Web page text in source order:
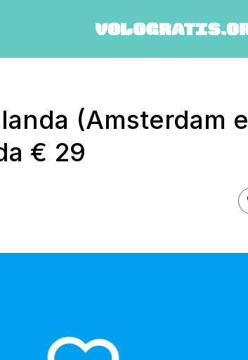
(Amsterdam e
€ 29